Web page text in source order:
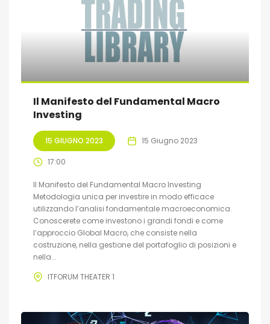
Il Manifesto del Fundamental Macro
Investing
15 GIUGNO 2023 15 Giugno 2023
17:00
Il Manifesto del Fundamental Macro Investing
Metodologia unica per investire in modo efficace
utilizzando l’analisi fondamentale macroeconomica.
Conoscerete come investono i grandi fondi e come
l’approccio Global Macro, che consiste nella
costruzione, nella gestione del portafoglio di posizioni e
nella...
ITFORUM THEATER 1